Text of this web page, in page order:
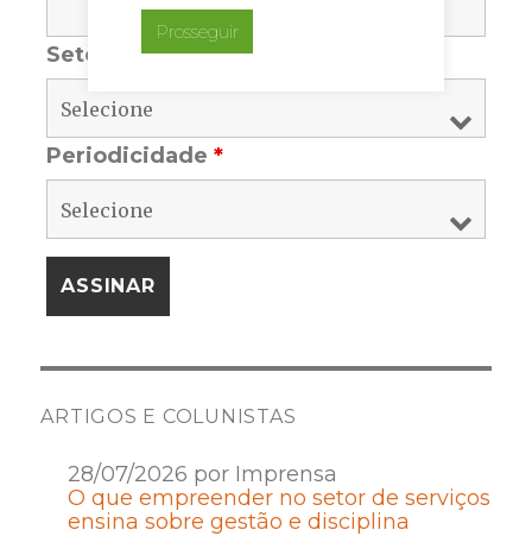
Prosseguir
Setor
Periodicidade*
ARTIGOS E COLUNISTAS
28/07/2026 por Imprensa
O que empreender no setor de serviços
ensina sobre gestão e disciplina